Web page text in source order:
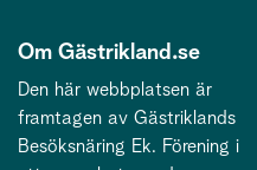
Om Gästrikland.se
Den här webbplatsen är
framtagen av Gästriklands
Besöksnäring Ek. Förening i